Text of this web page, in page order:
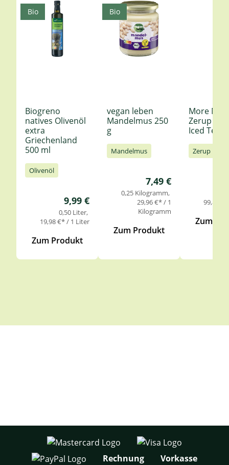
Biogreno
natives Olivenöl
extra
Griechenland
500 ml
Olivenöl
Regulärer Preis:
9,99 €
0,50 Liter
19,98 €* / 1 Liter
Zum Produkt
Bio
vegan leben
Mandelmus 250
g
Mandelmus
Regulärer Preis:
7,49 €
0,25 Kilogramm
29,96 €* / 1
Kilogramm
Zum Produkt
Bio
More
Zerup
Iced Tea
Zerup
99,85
Zum
Rechnung Vorkasse